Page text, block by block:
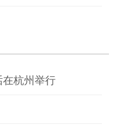
杭州举行